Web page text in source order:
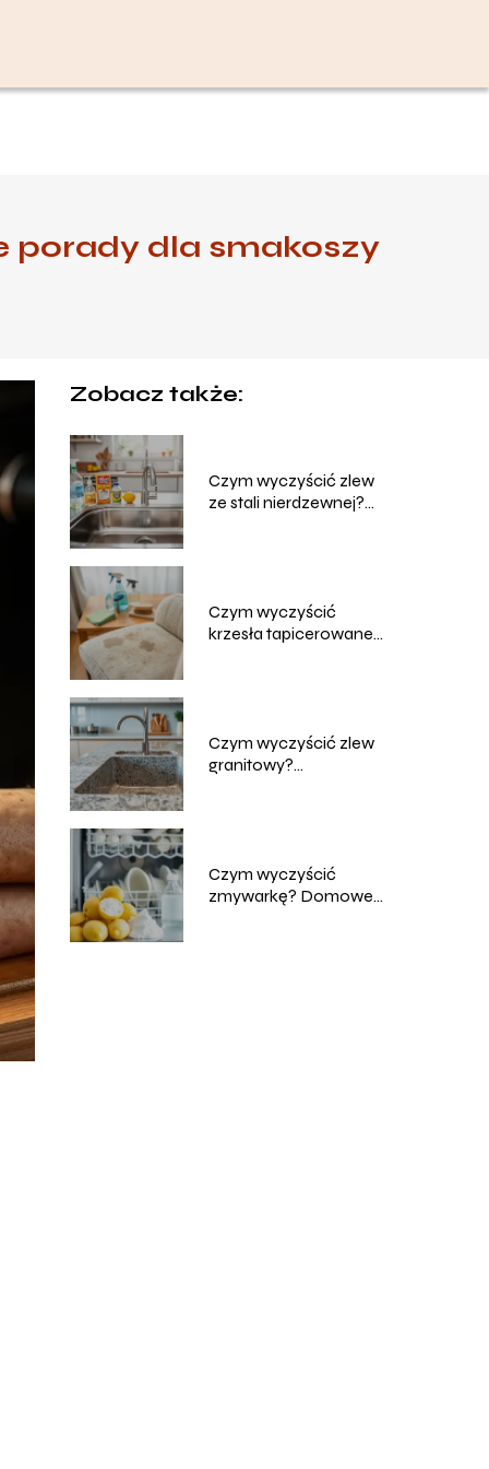
porady dla smakoszy
Zobacz także:
Czym wyczyścić zlew
ze stali nierdzewnej?
Czym wyczyścić
krzesła tapicerowane?
Czym wyczyścić zlew
granitowy?
Czym wyczyścić
zmywarkę? Domowe